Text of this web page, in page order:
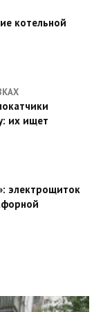
котельной
их ищет
электрощиток